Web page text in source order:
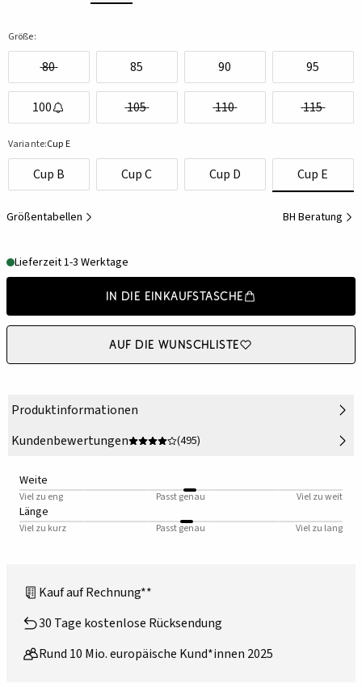
Größe:
80 85 90 95
100 105 110 115
Variante:Cup E
Cup B Cup C Cup D Cup E
Größentabellen BH Beratung
Lieferzeit 1-3 Werktage
In die Einkaufstasche
Auf die Wunschliste
Produktinformationen
Kundenbewertungen
(495)
Weite
Viel zu eng Passt genau Viel zu weit
Länge
Viel zu kurz Passt genau Viel zu lang
Kauf auf Rechnung**
30 Tage kostenlose Rücksendung
Rund 10 Mio. europäische Kund*innen 2025